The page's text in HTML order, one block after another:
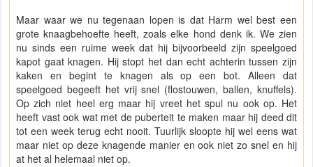
Maar waar we nu tegenaan lopen is dat Harm wel best een
grote knaagbehoefte heeft, zoals elke hond denk ik. We zien
nu sinds een ruime week dat hij bijvoorbeeld zijn speelgoed
kapot gaat knagen. Hij stopt het dan echt achterin tussen zijn
kaken en begint te knagen als op een bot. Alleen dat
speelgoed begeeft het vrij snel (flostouwen, ballen, knuffels).
Op zich niet heel erg maar hij vreet het spul nu ook op. Het
heeft vast ook wat met de puberteit te maken maar hij deed dit
tot een week terug echt nooit. Tuurlijk sloopte hij wel eens wat
maar niet op deze knagende manier en ook niet zo snel en hij
at het al helemaal niet op.